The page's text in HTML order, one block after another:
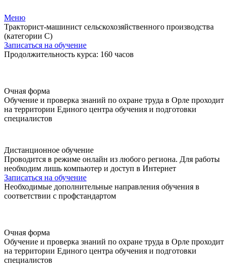
Меню
Тракторист-машинист сельскохозяйственного производства
(категории C)
Записаться на обучение
Продолжительность курса: 160 часов
Очная форма
Обучение и проверка знаний по охране труда в Орле проходит
на территории Единого центра обучения и подготовки
специалистов
Дистанционное обучение
Проводится в режиме онлайн из любого региона. Для работы
необходим лишь компьютер и доступ в Интернет
Записаться на обучение
Необходимые дополнительные направления обучения в
соответствии с профстандартом
Очная форма
Обучение и проверка знаний по охране труда в Орле проходит
на территории Единого центра обучения и подготовки
специалистов